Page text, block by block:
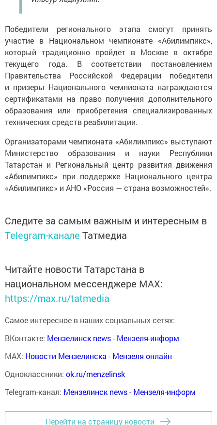
Победители регионального этапа смогут принять
участие в Национальном чемпионате «Абилимпикс»,
который традиционно пройдет в Москве в октябре
текущего года. В соответствии постановлением
Правительства Российской Федерации победители
и призеры Национального чемпионата награждаются
сертификатами на право получения дополнительного
образования или приобретения специализированных
технических средств реабилитации.
Организаторами чемпионата «Абилимпикс» выступают
Министерство образования и науки Республики
Татарстан и Региональный центр развития движения
«Абилимпикс» при поддержке Национального центра
«Абилимпикс» и АНО «Россия — страна возможностей».
Следите за самым важным и интересным в
Telegram-канале Татмедиа
Читайте новости Татарстана в
национальном мессенджере MАХ:
https://max.ru/tatmedia
Самое интересное в наших социальных сетях:
ВКонтакте: Мензелинск news - Мензеля-информ
MAX: Новости Мензелинска - Мензеля онлайн
Одноклассники: ok.ru/menzelinsk
Telegram-канал: Мензелинск news - Мензеля-информ
Перейти на страницу новости